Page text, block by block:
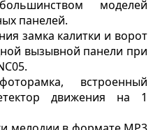
моделей
панелей.
замка калитки и ворот
вызывной панели при
встроенный
движения на 1